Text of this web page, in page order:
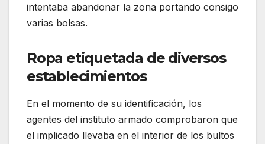
intentaba abandonar la zona portando consigo
varias bolsas.
Ropa etiquetada de diversos
establecimientos
En el momento de su identificación, los
agentes del instituto armado comprobaron que
el implicado llevaba en el interior de los bultos